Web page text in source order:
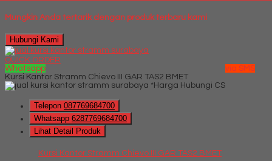
Mungkin Anda tertarik dengan produk terbaru kami
Hubungi Kami
QUICK ORDER
Whatsapp
via SMS
Kursi Kantor Stramm Chievo III GAR TAS2 BMET
*Harga Hubungi CS
Telepon 087769684700
Whatsapp 6287769684700
Lihat Detail Produk
Kursi Kantor Stramm Chievo III GAR TAS2 BMET